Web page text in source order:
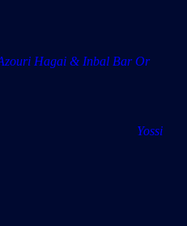
& Inbal Bar Or
Yossi
(To-Be)